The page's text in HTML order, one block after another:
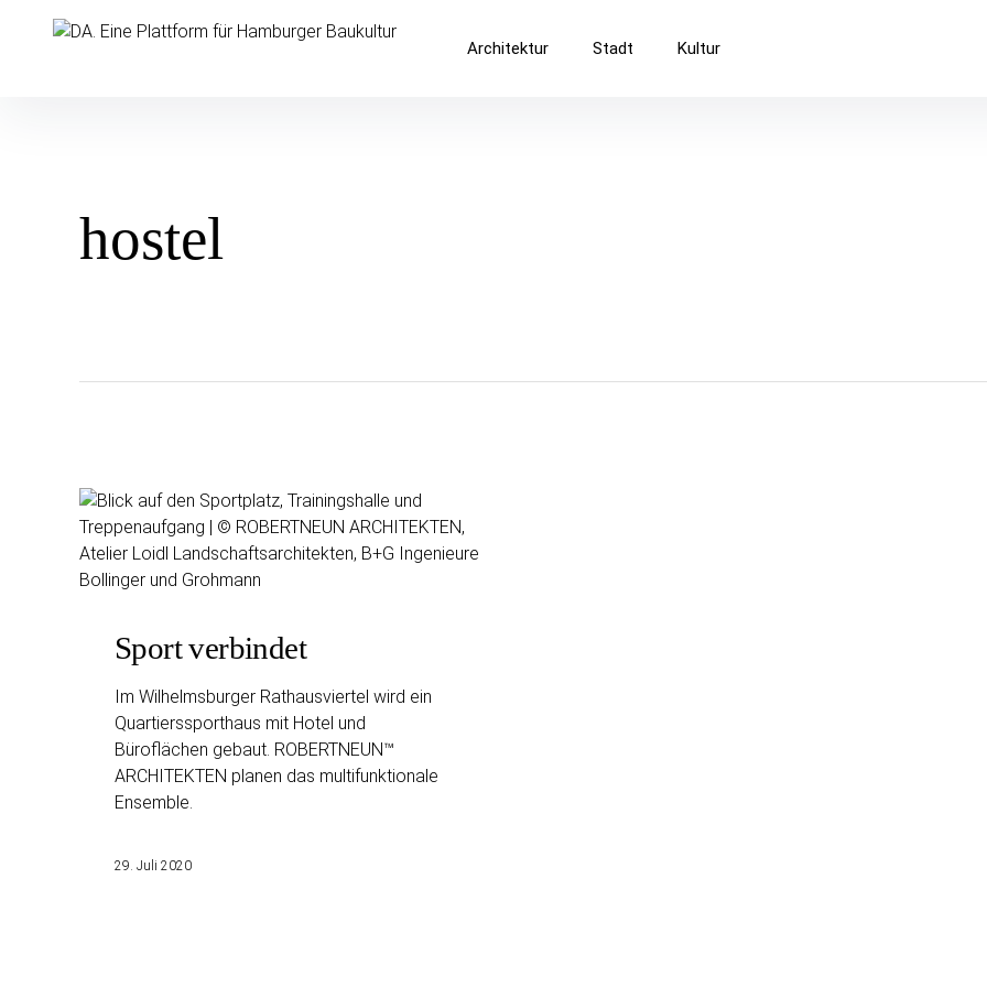
überspringenDA. Eine Plattform für Hamburger Baukultur
Architektur Stadt Kultur
hostel
Sport verbindet
Im Wilhelmsburger Rathausviertel wird ein
Quartierssporthaus mit Hotel und
Büroflächen gebaut. ROBERTNEUN™
ARCHITEKTEN planen das multifunktionale
Ensemble.
29. Juli 2020